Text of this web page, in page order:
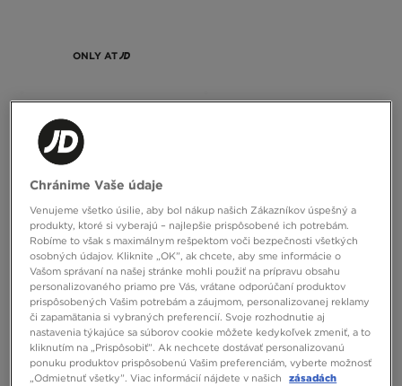
ONLY AT
MCKENZIE NOHAVICE ROCCO FLC
24,00 €
ONLY AT
Chránime Vaše údaje
Venujeme všetko úsilie, aby bol nákup našich Zákazníkov úspešný a
produkty, ktoré si vyberajú – najlepšie prispôsobené ich potrebám.
Robíme to však s maximálnym rešpektom voči bezpečnosti všetkých
osobných údajov. Kliknite „OK”, ak chcete, aby sme informácie o
Vašom správaní na našej stránke mohli použiť na prípravu obsahu
personalizovaného priamo pre Vás, vrátane odporúčaní produktov
prispôsobených Vašim potrebám a záujmom, personalizovanej reklamy
či zapamätania si vybraných preferencií. Svoje rozhodnutie aj
nastavenia týkajúce sa súborov cookie môžete kedykoľvek zmeniť, a to
kliknutím na „Prispôsobiť”. Ak nechcete dostávať personalizovanú
ponuku produktov prispôsobenú Vašim preferenciám, vyberte možnosť
„Odmietnuť všetky”. Viac informácií nájdete v našich
zásadách